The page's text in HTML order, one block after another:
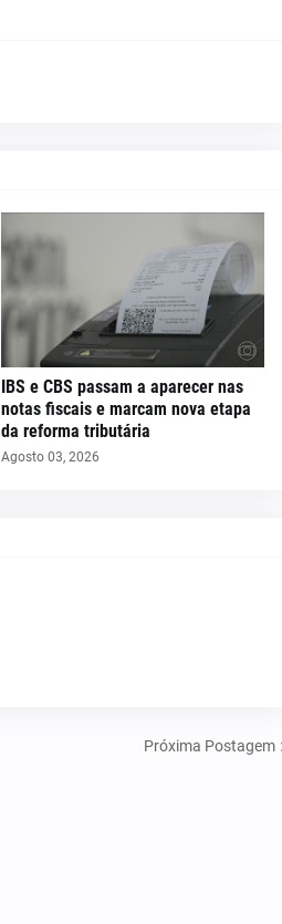
IBS e CBS passam a aparecer nas
notas fiscais e marcam nova etapa
da reforma tributária
Agosto 03, 2026
Próxima Postagem